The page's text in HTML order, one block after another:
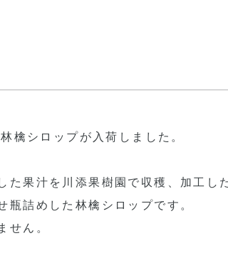
檎シロップが入荷しました。
た果汁を川添果樹園で収穫、加工し
瓶詰めした林檎シロップです。
せん。